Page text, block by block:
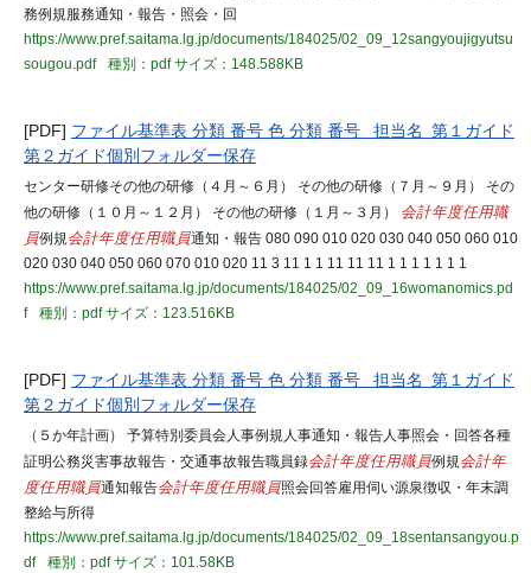
務例規服務通知・報告・照会・回
https://www.pref.saitama.lg.jp/documents/184025/02_09_12sangyoujigyutsu
sougou.pdf
種別：pdfサイズ：148.588KB
[PDF] ファイル基準表 分類 番号 色 分類 番号 担当名 第１ガイド
第２ガイド個別フォルダー保存
センター研修その他の研修（４月～６月） その他の研修（７月～９月） その
他の研修（１０月～１２月） その他の研修（１月～３月） 会計年度任用職
員例規会計年度任用職員通知・報告 080 090 010 020 030 040 050 060 010
020 030 040 050 060 070 010 020 11 3 11 1 1 11 11 11 1 1 1 1 1 1 1
https://www.pref.saitama.lg.jp/documents/184025/02_09_16womanomics.pd
f
種別：pdfサイズ：123.516KB
[PDF] ファイル基準表 分類 番号 色 分類 番号 担当名 第１ガイド
第２ガイド個別フォルダー保存
（５か年計画） 予算特別委員会人事例規人事通知・報告人事照会・回答各種
証明公務災害事故報告・交通事故報告職員録会計年度任用職員例規会計年
度任用職員通知報告会計年度任用職員照会回答雇用伺い源泉徴収・年末調
整給与所得
https://www.pref.saitama.lg.jp/documents/184025/02_09_18sentansangyou.p
df
種別：pdfサイズ：101.58KB